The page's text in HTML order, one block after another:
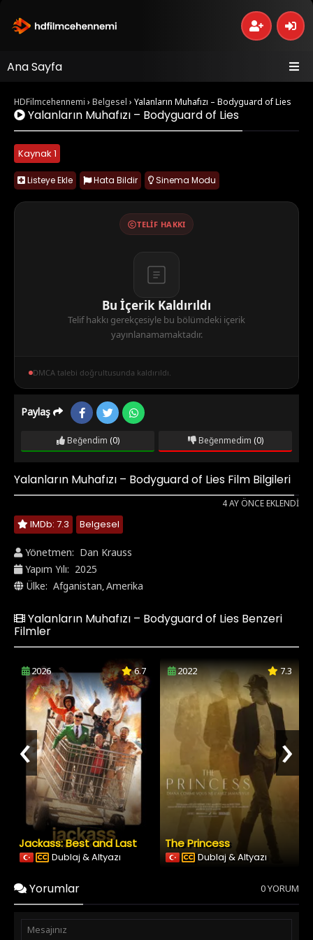
Ana Sayfa
HDFilmcehennemi › Belgesel › Yalanların Muhafızı – Bodyguard of Lies
Yalanların Muhafızı – Bodyguard of Lies
Kaynak 1
Listeye Ekle Hata Bildir Sinema Modu
TELIF HAKKI
Bu İçerik Kaldırıldı
Telif hakkı gerekçesiyle bu bölümdeki içerik
yayınlanamamaktadır.
DMCA talebi doğrultusunda kaldırıldı.
Paylaş
Beğendim (0) Beğenmedim (0)
Yalanların Muhafızı – Bodyguard of Lies Film Bilgileri
4 AY ÖNCE EKLENDI
IMDb: 7.3 Belgesel
Yönetmen: Dan Krauss
Yapım Yılı: 2025
Ülke: Afganistan,Amerika
Yalanların Muhafızı – Bodyguard of Lies Benzeri
Filmler
2026 6.7
Jackass: Best and Last
Dublaj & Altyazı
2022 7.3
The Princess
Dublaj & Altyazı
‹ ›
Yorumlar 0 YORUM